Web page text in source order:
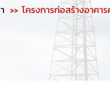
>> โครงการก่อสร้างอาค